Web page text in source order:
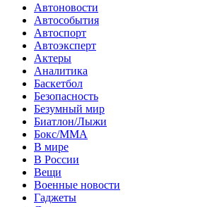
Автоновости
Автособытия
Автоспорт
Автоэксперт
Актеры
Аналитика
Баскетбол
Безопасность
Безумный мир
Биатлон/Лыжи
Бокс/MMA
В мире
В России
Вещи
Военные новости
Гаджеты